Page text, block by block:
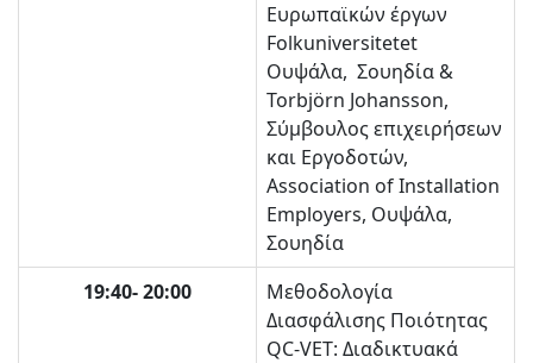
Ευρωπαϊκών έργων
Folkuniversitetet
Ουψάλα, Σουηδία &
Torbjörn Johansson,
Σύμβουλος επιχειρήσεων
και Εργοδοτών,
Association of Installation
Employers, Ουψάλα,
Σουηδία
19:40- 20:00
Μεθοδολογία
Διασφάλισης Ποιότητας
QC-VET: Διαδικτυακά